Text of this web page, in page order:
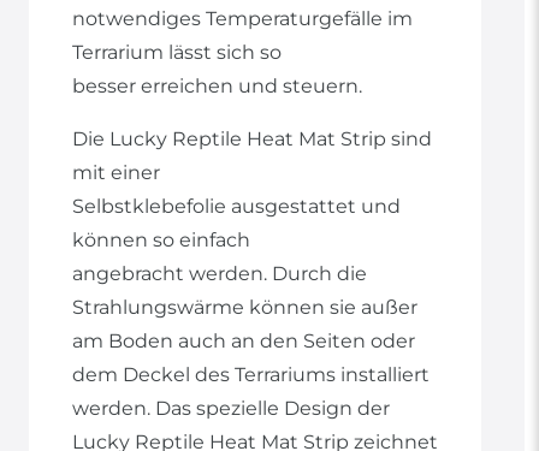
notwendiges Temperaturgefälle im
Terrarium lässt sich so
besser erreichen und steuern.
Die Lucky Reptile Heat Mat Strip sind
mit einer
Selbstklebefolie ausgestattet und
können so einfach
angebracht werden. Durch die
Strahlungswärme können sie außer
am Boden auch an den Seiten oder
dem Deckel des Terrariums installiert
werden. Das spezielle Design der
Lucky Reptile Heat Mat Strip zeichnet